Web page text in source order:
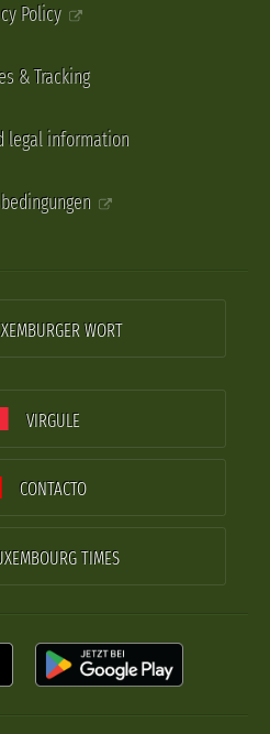
Policy
& Tracking
legal information
WORT
VIRGULE
CONTACTO
TIMES